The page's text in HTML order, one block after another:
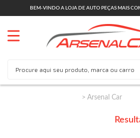
BEM-VINDO A LOJA DE AUTO PEÇAS MAIS
Arsenal Car